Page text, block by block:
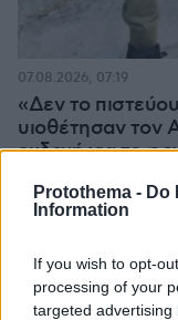
Protothema - Do
Information
If you wish to opt-
processing of your
targeted
«Δεν το
υιοθέτησαν τον
εκδοχή για το
07.08.2026, 07:19